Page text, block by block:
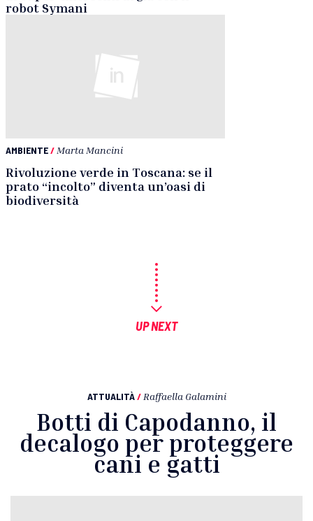
robot Symani
AMBIENTE/ Marta Mancini
Rivoluzione verde in Toscana: se il
prato “incolto” diventa un’oasi di
biodiversità
UP NEXT
ATTUALITÀ / Raffaella Galamini
Botti di Capodanno, il
decalogo per proteggere
cani e gatti